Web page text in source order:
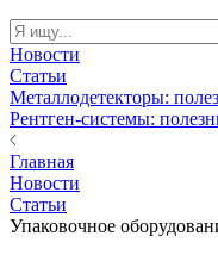
Новости
Статьи
Металлодетекторы:
Рентген-системы:
Главная
Новости
Статьи
Упаковочное